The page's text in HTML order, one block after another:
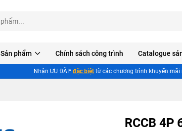
Sản phẩm Chính sách công trình Catalogue
Nhận ƯU ĐÃI* đặc biệt từ các chương trình khuyến mãi
RCCB 4P